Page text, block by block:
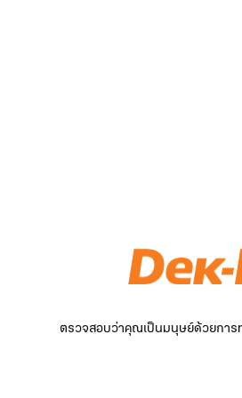
ตรวจสอบว่าคุณเป็นมนุษย์ด้วยการ